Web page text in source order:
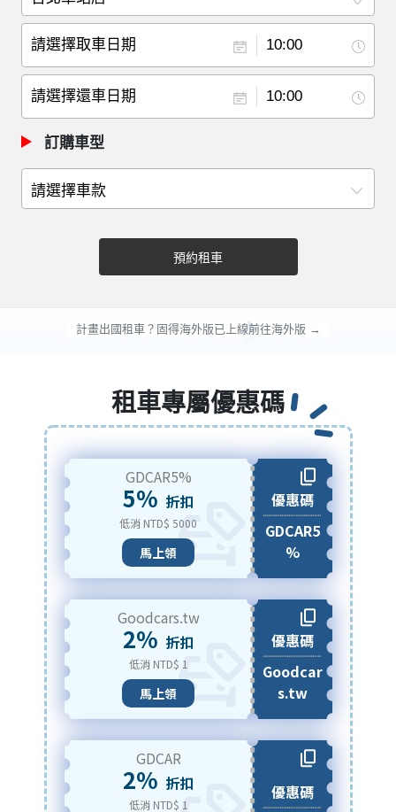
訂購車型
預約租車
計畫出國租車？固得海外版已上線前往海外版 →
租車專屬優惠碼
GDCAR5%
5% 折扣
低消 NTD$ 5000
馬上領
優惠碼
GDCAR5
%
Goodcars.tw
2% 折扣
低消 NTD$ 1
馬上領
優惠碼
Goodcar
s.tw
GDCAR
2% 折扣
低消 NTD$ 1
優惠碼